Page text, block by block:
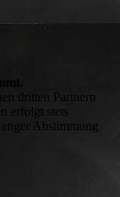
dritten Partnern
erfolgt stets
Abstimmung